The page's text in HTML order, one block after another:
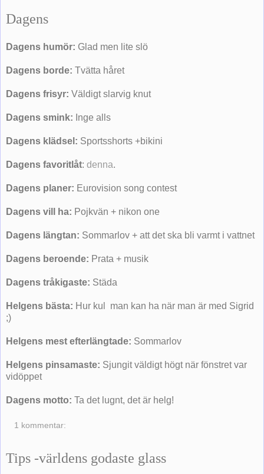
Dagens
Dagens humör: Glad men lite slö
Dagens borde: Tvätta håret
Dagens frisyr: Väldigt slarvig knut
Dagens smink: Inge alls
Dagens klädsel: Sportsshorts +bikini
Dagens favoritlåt: denna.
Dagens planer: Eurovision song contest
Dagens vill ha: Pojkvän + nikon one
Dagens längtan: Sommarlov + att det ska bli varmt i vattnet
Dagens beroende: Prata + musik
Dagens tråkigaste: Städa
Helgens bästa: Hur kul man kan ha när man är med Sigrid
;)
Helgens mest efterlängtade: Sommarlov
Helgens pinsamaste: Sjungit väldigt högt när fönstret var
vidöppet
Dagens motto: Ta det lugnt, det är helg!
1 kommentar:
Tips -världens godaste glass